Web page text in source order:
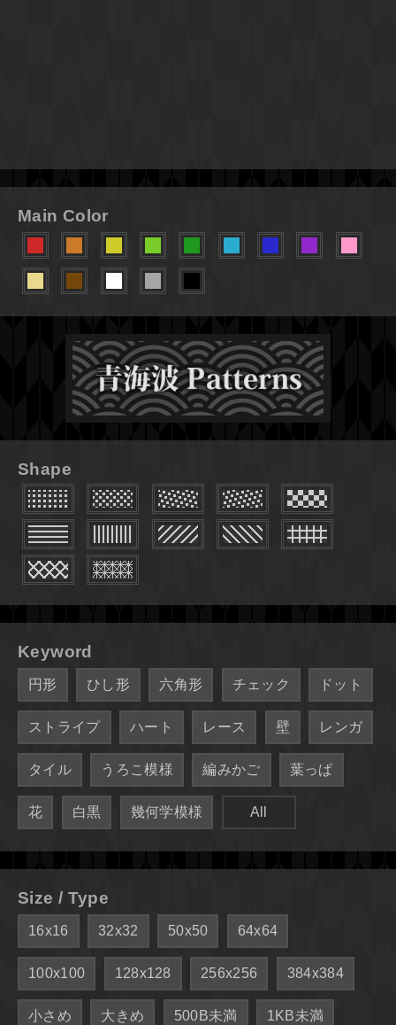
Main Color
Shape
Keyword
円形 ひし形 六角形 チェック ドット
ストライプ ハート レース 壁 レンガ
タイル うろこ模様 編みかご 葉っぱ
花 白黒 幾何学模様 All
Size / Type
16x16 32x32 50x50 64x64
100x100 128x128 256x256 384x384
小さめ 大きめ 500B未満 1KB未満